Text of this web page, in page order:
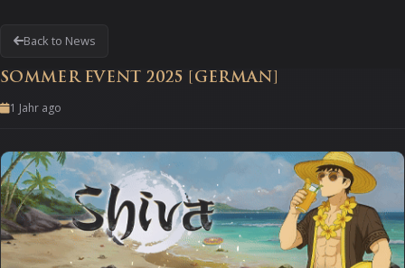
Back to News
SOMMER EVENT 2025 [GERMAN]
1 Jahr ago